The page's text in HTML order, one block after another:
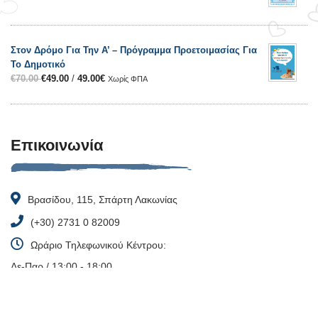
Στον Δρόμο Για Την Α’ – Πρόγραμμα Προετοιμασίας Για
Το Δημοτικό
€70.00€49.00 / 49.00€ Χωρίς ΦΠΑ
Επικοινωνία
Βρασίδου, 115, Σπάρτη Λακωνίας
(+30) 2731 0 82009
Ωράριο Τηλεφωνικού Κέντρου:
Δε-Παρ / 13:00 - 18:00